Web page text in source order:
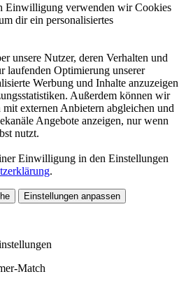
Einwilligung verwenden wir Cookies
dir ein personalisiertes
unsere Nutzer, deren Verhalten und
laufenden Optimierung unserer
Werbung und Inhalte anzuzeigen
Außerdem können wir
externen Anbietern abgleichen und
Angebote anzeigen, nur wenn
nutzt.
Einwilligung in den Einstellungen
.
Einstellungen anpassen
Match